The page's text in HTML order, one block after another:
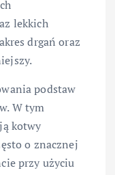
lekkich
drgań oraz
podstaw
W tym
kotwy
o znacznej
przy użyciu